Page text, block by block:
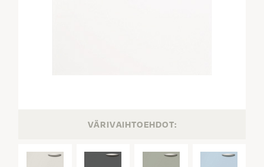
VÄRIVAIHTOEHDOT: